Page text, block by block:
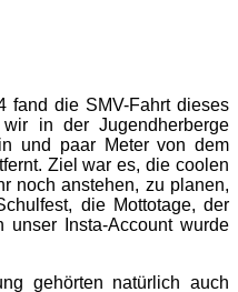
fand die SMV-Fahrt dieses
in der Jugendherberge
und paar Meter von dem
Ziel war es, die coolen
noch anstehen, zu planen,
die Mottotage, der
unser Insta-Account wurde
gehörten natürlich auch